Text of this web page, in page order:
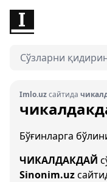
Imlo.uzсайтида
Бўғинларга
ЧИКАЛДАКДАЙ
Sinonim.uz